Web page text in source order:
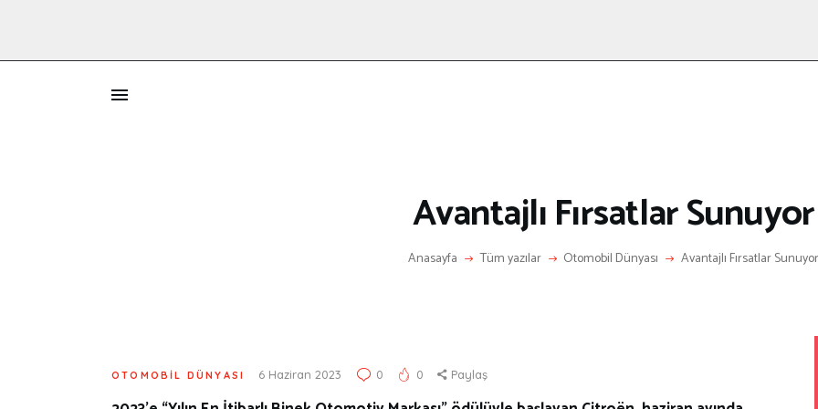
Avantajlı Fırsatlar Sunuyor
Anasayfa Tüm yazılar Otomobil Dünyası Avantajlı Fırsatlar Sunuyor
RÖPORTAJ
İLETIŞIM
OTOMOBIL DÜNYASI 6 Haziran 2023 0 0 Paylaş